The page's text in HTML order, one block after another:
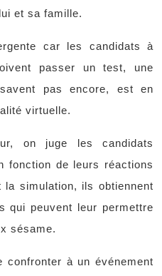
et sa famille.
car les candidats à
passer un test, une
pas encore, est en
virtuelle.
on juge les candidats
fonction de leurs réactions
simulation, ils obtiennent
qui peuvent leur permettre
sésame.
à un événement